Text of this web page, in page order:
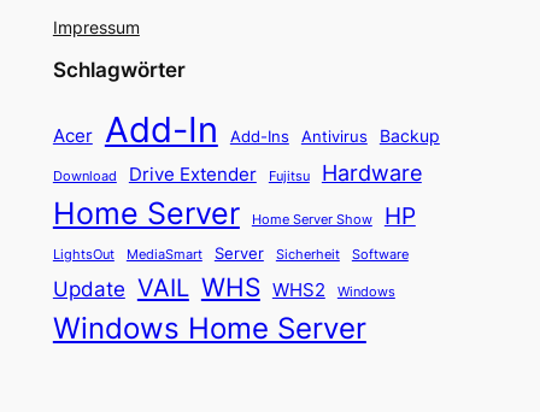
Impressum
Schlagwörter
Acer Add-In Add-Ins Antivirus Backup
Download Drive Extender Fujitsu Hardware
Home Server Home Server Show HP
LightsOut MediaSmart Server Sicherheit Software
Update VAIL WHS WHS2 Windows
Windows Home Server